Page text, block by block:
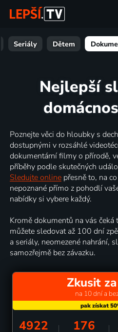
Seriály Dětem
Nejlepší
Poznejte věci do hloubky s
dostupnými v rozsáhlé
dokumentární filmy o přírodě,
příběhy podle skutečných
Sledujte online přesně to, na
nepoznané přímo z pohodlí
nabídky si vybere každý.
Kromě dokumentů na vás
můžete sledovat až 100 dní
a seriály, neomezené nahrání,
samozřejmě bez závazku.
Zkusit
na 10 dní a
4922 176